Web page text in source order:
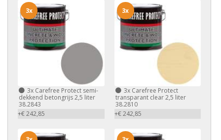
3x Carefree Protect semi-
dekkend betongrijs 2,5 liter
38.2843
+€ 242,85
3x
3xCarefree Protect
transparant clear 2,5 liter
38.2810
+€ 242,85
3x